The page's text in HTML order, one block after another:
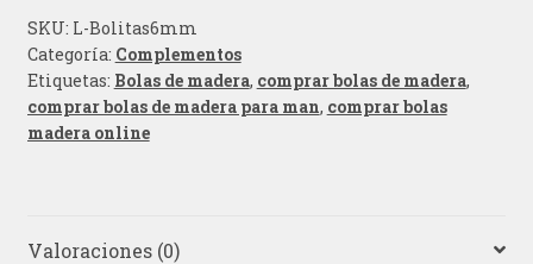
SKU: L-Bolitas6mm
Categoría: Complementos
Etiquetas: Bolas de madera, comprar bolas de madera,
comprar bolas de madera para man, comprar bolas
madera online
Valoraciones (0)